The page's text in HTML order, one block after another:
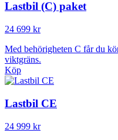
Lastbil (C) paket
24 699 kr
Med behörigheten C får du
viktgräns.
Köp
Lastbil CE
24 999 kr